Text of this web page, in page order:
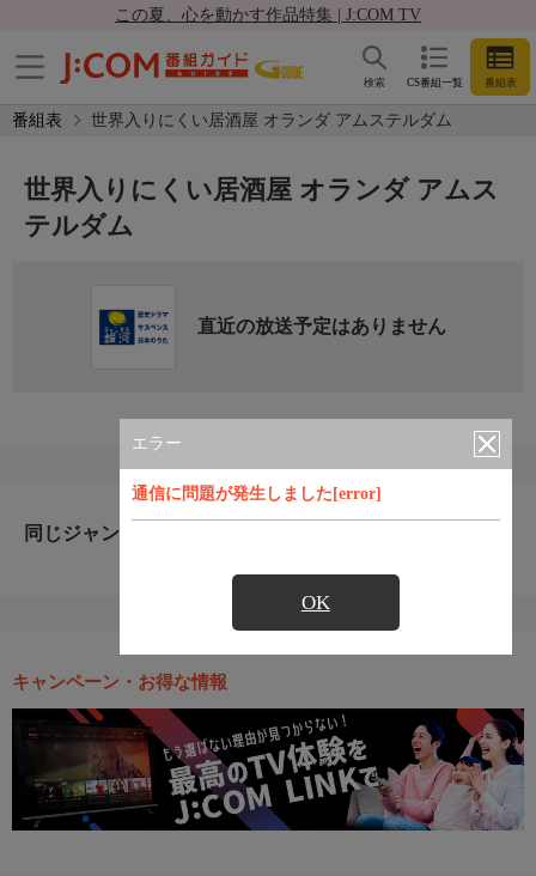
この夏、心を動かす作品特集 | J:COM TV
CS番組一覧 番組表
検索
番組表 世界入りにくい居酒屋 オランダ アムステルダム
エラー
通信に問題が発生しました[error]
OK
世界入りにくい居酒屋 オランダ アムス
テルダム
直近の放送予定はありません
同じジャンルのおすすめ番組
キャンペーン・お得な情報